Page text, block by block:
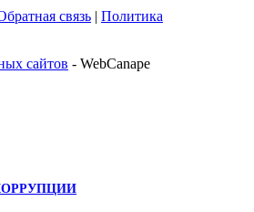
связь | Политика
сайтов - WebCanape